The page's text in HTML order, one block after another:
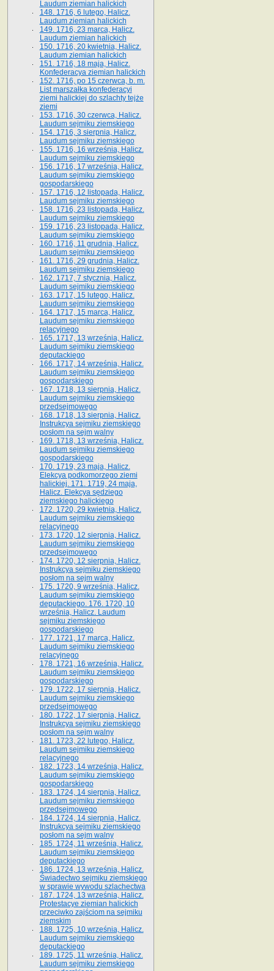
Laudum ziemian halickich
148. 1716, 6 lutego, Halicz.
Laudum ziemian halickich
149. 1716, 23 marca, Halicz.
Laudum ziemian halickich
150. 1716, 20 kwietnia, Halicz.
Laudum ziemian halickich
151. 1716, 18 maja, Halicz.
Konfederacya ziemian halickich
152. 1716, po 15 czerwca, b. m.
List marszałka konfederacyi
ziemi halickiej do szlachty tejże
ziemi
153. 1716, 30 czerwca, Halicz.
Laudum sejmiku ziemskiego
154. 1716, 3 sierpnia, Halicz.
Laudum sejmiku ziemskiego
155. 1716, 16 września, Halicz.
Laudum sejmiku ziemskiego
156. 1716, 17 września, Halicz.
Laudum sejmiku ziemskiego
gospodarskiego
157. 1716, 12 listopada, Halicz.
Laudum sejmiku ziemskiego
158. 1716, 23 listopada, Halicz.
Laudum sejmiku ziemskiego
159. 1716, 23 listopada, Halicz.
Laudum sejmiku ziemskiego
160. 1716, 11 grudnia, Halicz.
Laudum sejmiku ziemskiego
161. 1716, 29 grudnia, Halicz.
Laudum sejmiku ziemskiego
162. 1717, 7 stycznia, Halicz.
Laudum sejmiku ziemskiego
163. 1717, 15 lutego, Halicz.
Laudum sejmiku ziemskiego
164. 1717, 15 marca, Halicz.
Laudum sejmiku ziemskiego
relacyjnego
165. 1717, 13 września, Halicz.
Laudum sejmiku ziemskiego
deputackiego
166. 1717, 14 września, Halicz.
Laudum sejmiku ziemskiego
gospodarskiego
167. 1718, 13 sierpnia, Halicz.
Laudum sejmiku ziemskiego
przedsejmowego
168. 1718, 13 sierpnia, Halicz.
Instrukcya sejmiku ziemskiego
posłom na sejm walny
169. 1718, 13 września, Halicz.
Laudum sejmiku ziemskiego
gospodarskiego
170. 1719, 23 maja, Halicz.
Elekcya podkomorzego ziemi
halickiej. 171. 1719, 24 maja,
Halicz. Elekcya sędziego
ziemskiego halickiego
172. 1720, 29 kwietnia, Halicz.
Laudum sejmiku ziemskiego
relacyjnego
173. 1720, 12 sierpnia, Halicz.
Laudum sejmiku ziemskiego
przedsejmowego
174. 1720, 12 sierpnia, Halicz.
Instrukcya sejmiku ziemskiego
posłom na sejm walny
175. 1720, 9 września, Halicz.
Laudum sejmiku ziemskiego
deputackiego. 176. 1720, 10
września, Halicz. Laudum
sejmiku ziemskiego
gospodarskiego
177. 1721, 17 marca, Halicz.
Laudum sejmiku ziemskiego
relacyjnego
178. 1721, 16 września, Halicz.
Laudum sejmiku ziemskiego
gospodarskiego
179. 1722, 17 sierpnia, Halicz.
Laudum sejmiku ziemskiego
przedsejmowego
180. 1722, 17 sierpnia, Halicz.
Instrukcya sejmiku ziemskiego
posłom na sejm walny
181. 1723, 22 lutego, Halicz.
Laudum sejmiku ziemskiego
relacyjnego
182. 1723, 14 września, Halicz.
Laudum sejmiku ziemskiego
gospodarskiego
183. 1724, 14 sierpnia, Halicz.
Laudum sejmiku ziemskiego
przedsejmowego
184. 1724, 14 sierpnia, Halicz.
Instrukcya sejmiku ziemskiego
posłom na sejm walny
185. 1724, 11 września, Halicz.
Laudum sejmiku ziemskiego
deputackiego
186. 1724, 13 września, Halicz.
Świadectwo sejmiku ziemskiego
w sprawie wywodu szlachectwa
187. 1724, 13 września, Halicz.
Protestacye ziemian halickich
przeciwko zajściom na sejmiku
ziemskim
188. 1725, 10 września, Halicz.
Laudum sejmiku ziemskiego
deputackiego
189. 1725, 11 września, Halicz.
Laudum sejmiku ziemskiego